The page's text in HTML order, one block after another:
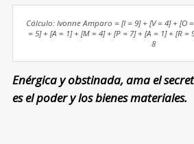
Cálculo: Ivonne Amparo = [I = 9] + [V = 4] + [O
= 5] + [A = 1] + [M = 4] + [P = 7] + [A = 1] + [R =
8
Enérgica y obstinada, ama el
es el poder y los bienes materiales.